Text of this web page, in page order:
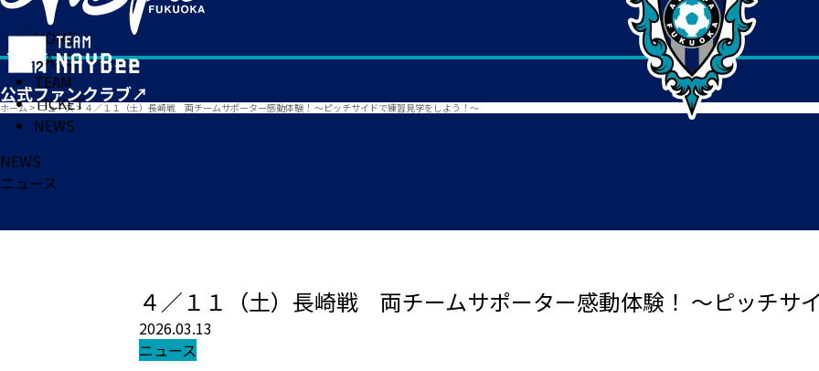
HOME
MATCH
TEAM
TICKET
NEWS
ホーム > ニュース> ４／１１（土）長崎戦 両チームサポーター感動体験！ ～ピッチサイドで練習見学をしよう！～
NEWS
ニュース
４／１１（土）長崎戦 両チームサポーター感動体験！ ～ピッチサ
2026.03.13
ニュース